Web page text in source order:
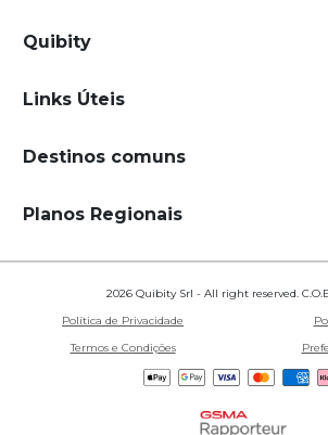
Quibity
Links Úteis
Destinos comuns
Planos Regionais
2026 Quibity Srl - All right reserved.
Política de Privacidade
Termos e Condições